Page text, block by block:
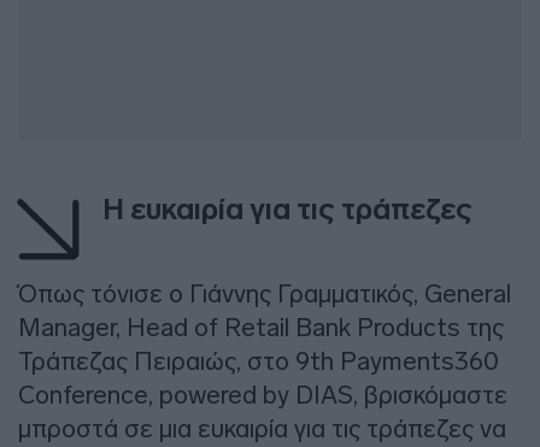
H ευκαιρία για τις τράπεζες
Όπως τόνισε ο Γιάννης Γραμματικός, General
Manager, Head of Retail Bank Products της
Τράπεζας Πειραιώς, στο 9th Payments360
Conference, powered by DIAS, βρισκόμαστε
μπροστά σε μια ευκαιρία για τις τράπεζες να